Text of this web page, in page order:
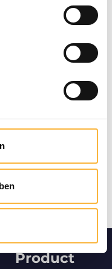
Product